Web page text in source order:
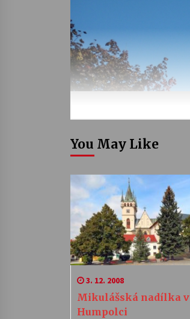
You May Like
3. 12. 2008
Mikulášská nadílka v
Humpolci